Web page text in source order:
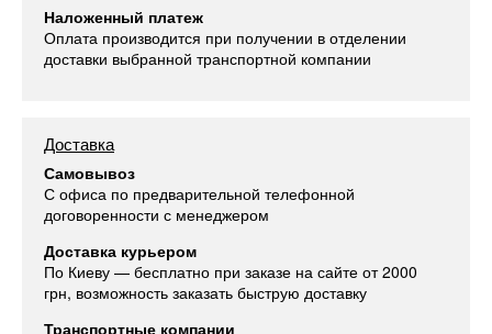
Наложенный платеж
Оплата производится при получении в отделении
доставки выбранной транспортной компании
Доставка
Самовывоз
С офиса по предварительной телефонной
договоренности с менеджером
Доставка курьером
По Киеву — бесплатно при заказе на сайте от 2000
грн, возможность заказать быструю доставку
Транспортные компании